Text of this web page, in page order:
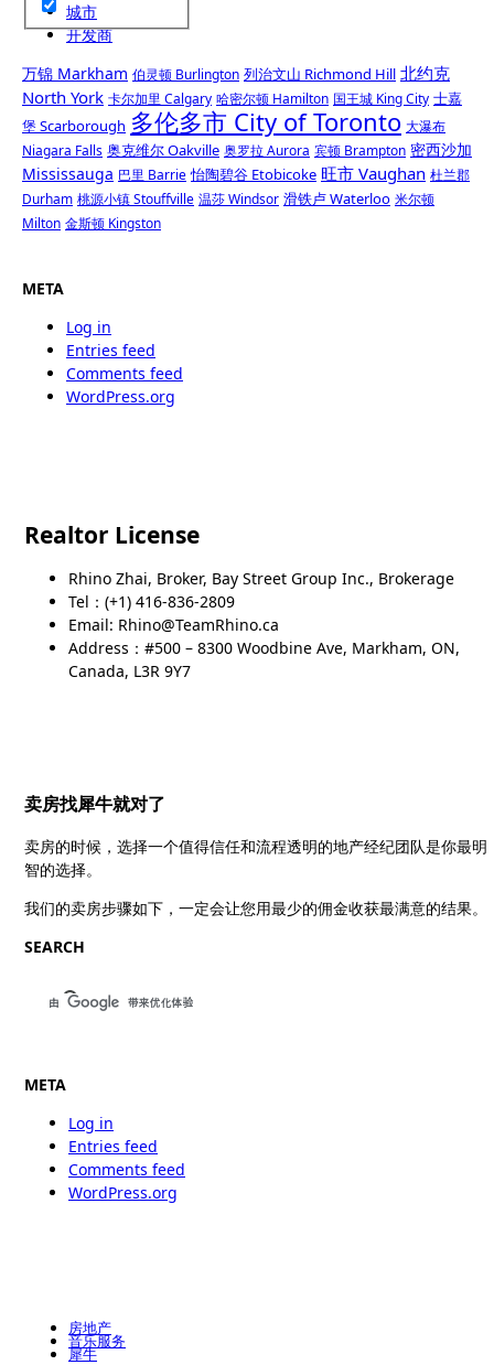
城市
开发商
万锦 Markham 伯灵顿 Burlington 列治文山 Richmond Hill 北约克
North York 卡尔加里 Calgary 哈密尔顿 Hamilton 国王城 King City 士嘉
堡 Scarborough 多伦多市 City of Toronto 大瀑布
Niagara Falls 奥克维尔 Oakville 奥罗拉 Aurora 宾顿 Brampton 密西沙加
Mississauga 巴里 Barrie 怡陶碧谷 Etobicoke 旺市 Vaughan 杜兰郡
Durham 桃源小镇 Stouffville 温莎 Windsor 滑铁卢 Waterloo 米尔顿
Milton 金斯顿 Kingston
META
Log in
Entries feed
Comments feed
WordPress.org
Realtor License
Rhino Zhai, Broker, Bay Street Group Inc., Brokerage
Tel：(+1) 416-836-2809
Email: Rhino@TeamRhino.ca
Address：#500 – 8300 Woodbine Ave, Markham, ON,
Canada, L3R 9Y7
卖房找犀牛就对了
卖房的时候，选择一个值得信任和流程透明的地产经纪团队是你最明
智的选择。
我们的卖房步骤如下，一定会让您用最少的佣金收获最满意的结果。
SEARCH
META
Log in
Entries feed
Comments feed
WordPress.org
房地产
音乐服务
犀牛